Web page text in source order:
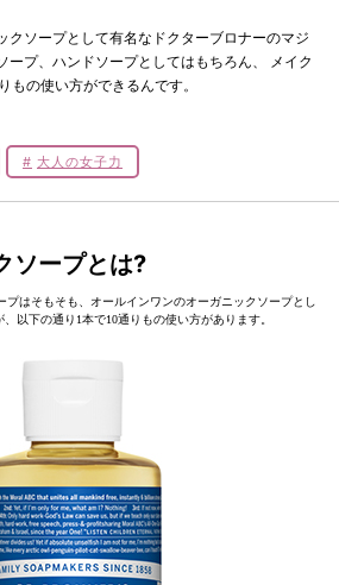
クソープとして有名なドクターブロナーのマジ
ープ、ハンドソープとしてはもちろん、 メイク
もの使い方ができるんです。
大人の女子力
ソープとは?
プはそもそも、オールインワンのオーガニックソープとし
以下の通り1本で10通りもの使い方があります。